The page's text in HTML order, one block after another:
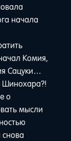
начала
Комия,
Сацуки…
Шинохара?!
о
мысли